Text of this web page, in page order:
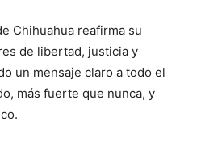
Chihuahua reafirma su
de libertad, justicia y
un mensaje claro a todo el
más fuerte que nunca, y